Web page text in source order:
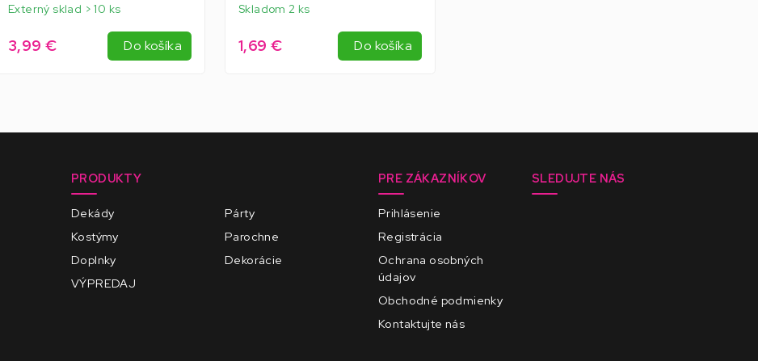
Externý sklad > 10 ks
3,99 € Do košíka
Skladom 2 ks
1,69 € Do košíka
PRODUKTY
Dekády
Párty
Kostýmy
Parochne
Doplnky
Dekorácie
VÝPREDAJ
PRE ZÁKAZNÍKOV
Prihlásenie
Registrácia
Ochrana osobných
údajov
Obchodné podmienky
Kontaktujte nás
SLEDUJTE NÁS